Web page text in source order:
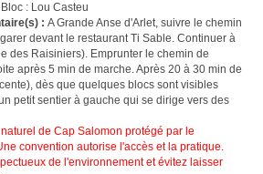
Bloc : Lou Casteu
: A Grande Anse d'Arlet, suivre le chemin
devant le restaurant Ti Sable. Continuer à
des Raisiniers). Emprunter le chemin de
après 5 min de marche. Après 20 à 30 min de
dès que quelques blocs sont visibles
petit sentier à gauche qui se dirige vers des
de Cap Salomon protégé par le
convention autorise l'accès et la pratique.
de l'environnement et évitez laisser